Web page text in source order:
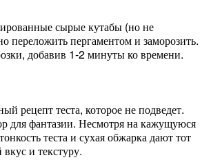
сырые кутабы (но не
переложить пергаментом и заморозить.
добавив 1-2 минуты ко времени.
рецепт теста, которое не подведет.
для фантазии. Несмотря на кажущуюся
теста и сухая обжарка дают тот
и текстуру.